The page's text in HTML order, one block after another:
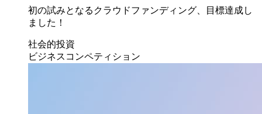
初の試みとなるクラウドファンディング、目標達成し
ました！
社会的投資
ビジネスコンペティション